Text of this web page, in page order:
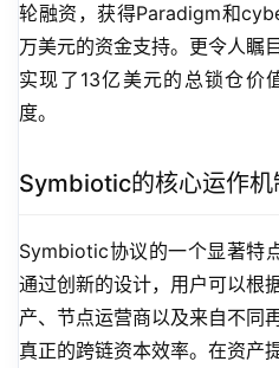
轮融资，获得Paradigm和
万美元的资金支持。更令人瞩
实现了13亿美元的总锁仓价
度。
Symbiotic的核心运作机
Symbiotic协议的一个显著特
通过创新的设计，用户可以根
产、节点运营商以及来自不同
真正的跨链资本效率。在资产